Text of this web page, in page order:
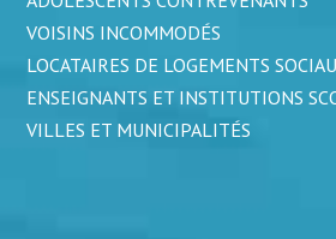
VOISINS INCOMMODÉS
LOCATAIRES DE LOGEMENTS
ENSEIGNANTS ET INSTITUTIONS
VILLES ET MUNICIPALITÉS